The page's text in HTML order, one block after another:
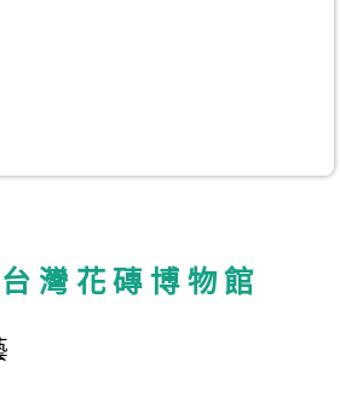
台灣花磚博物館